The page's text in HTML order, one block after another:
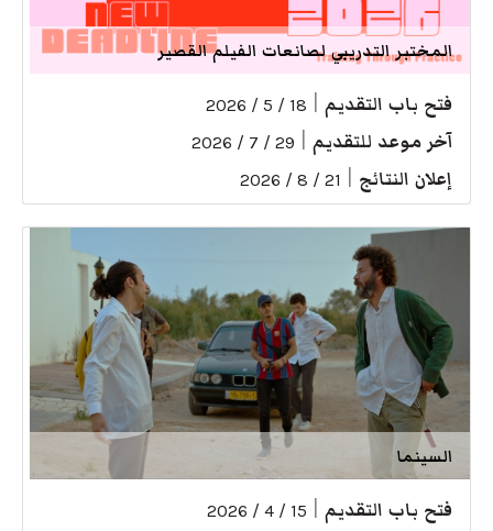
المختبر التدريبي لصانعات الفيلم القصير
فتح باب التقديم 18 / 5 / 2026
آخر موعد للتقديم 29 / 7 / 2026
إعلان النتائج 21 / 8 / 2026
السينما
فتح باب التقديم 15 / 4 / 2026